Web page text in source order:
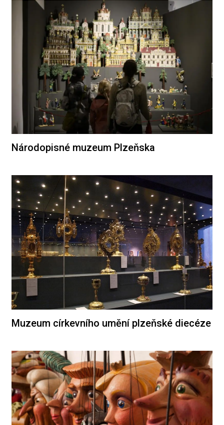
Národopisné muzeum Plzeňska
Muzeum církevního umění plzeňské diecéze